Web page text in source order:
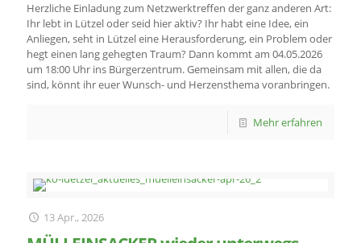
Herzliche Einladung zum Netzwerktreffen der ganz anderen Art:
Ihr lebt in Lützel oder seid hier aktiv? Ihr habt eine Idee, ein
Anliegen, seht in Lützel eine Herausforderung, ein Problem oder
hegt einen lang gehegten Traum? Dann kommt am 04.05.2026
um 18:00 Uhr ins Bürgerzentrum. Gemeinsam mit allen, die da
sind, könnt ihr euer Wunsch- und Herzensthema voranbringen.
Mehr erfahren
13 Apr., 2026